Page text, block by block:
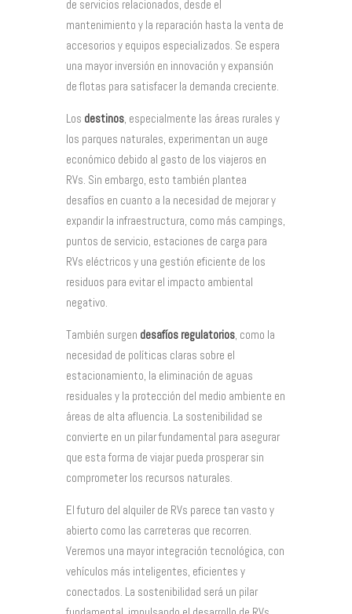
de servicios relacionados, desde el
mantenimiento y la reparación hasta la venta de
accesorios y equipos especializados. Se espera
una mayor inversión en innovación y expansión
de flotas para satisfacer la demanda creciente.
Los destinos, especialmente las áreas rurales y
los parques naturales, experimentan un auge
económico debido al gasto de los viajeros en
RVs. Sin embargo, esto también plantea
desafíos en cuanto a la necesidad de mejorar y
expandir la infraestructura, como más campings,
puntos de servicio, estaciones de carga para
RVs eléctricos y una gestión eficiente de los
residuos para evitar el impacto ambiental
negativo.
También surgen desafíos regulatorios, como la
necesidad de políticas claras sobre el
estacionamiento, la eliminación de aguas
residuales y la protección del medio ambiente en
áreas de alta afluencia. La sostenibilidad se
convierte en un pilar fundamental para asegurar
que esta forma de viajar pueda prosperar sin
comprometer los recursos naturales.
El futuro del alquiler de RVs parece tan vasto y
abierto como las carreteras que recorren.
Veremos una mayor integración tecnológica, con
vehículos más inteligentes, eficientes y
conectados. La sostenibilidad será un pilar